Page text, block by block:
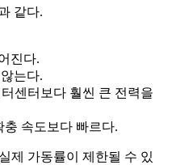
같다.
진다.
는다.
센터보다 훨씬 큰 전력을
충 속도보다 빠르다.
제 가동률이 제한될 수 있